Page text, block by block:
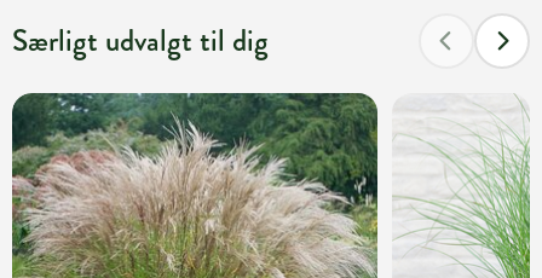
Særligt udvalgt til dig